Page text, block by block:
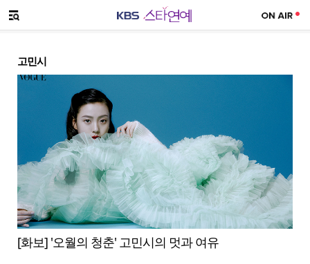
메뉴 열기
고민시
[화보] '오월의 청춘' 고민시의 멋과 여유